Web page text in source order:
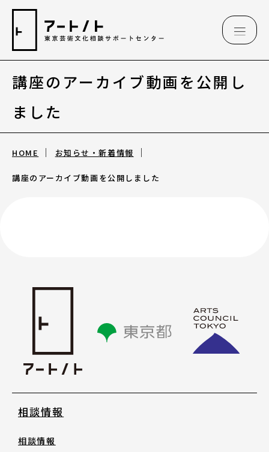
相談情報
専用フォーム
気になる講座を探す
講座ラインアップ
公開中のアーカイブ動画
2025年度 過去の講座
講座のアーカイブ動画を公開し
ました
HOME お知らせ・新着情報
講座のアーカイブ動画を公開しました
相談情報
相談情報